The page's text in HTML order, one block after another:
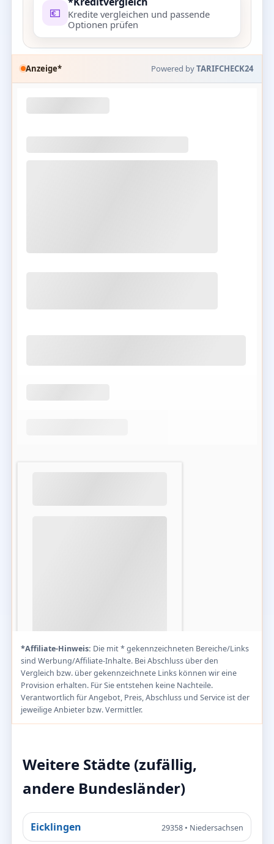
💶
Kredite vergleichen und passende
Optionen prüfen
Anzeige* Powered byTARIFCHECK24
*Affiliate-Hinweis: Die mit * gekennzeichneten Bereiche/Links
sind Werbung/Affiliate-Inhalte. Bei Abschluss über den
Vergleich bzw. über gekennzeichnete Links können wir eine
Provision erhalten. Für Sie entstehen keine Nachteile.
Verantwortlich für Angebot, Preis, Abschluss und Service ist der
jeweilige Anbieter bzw. Vermittler.
Weitere Städte (zufällig,
andere Bundesländer)
Eicklingen 29358 • Niedersachsen